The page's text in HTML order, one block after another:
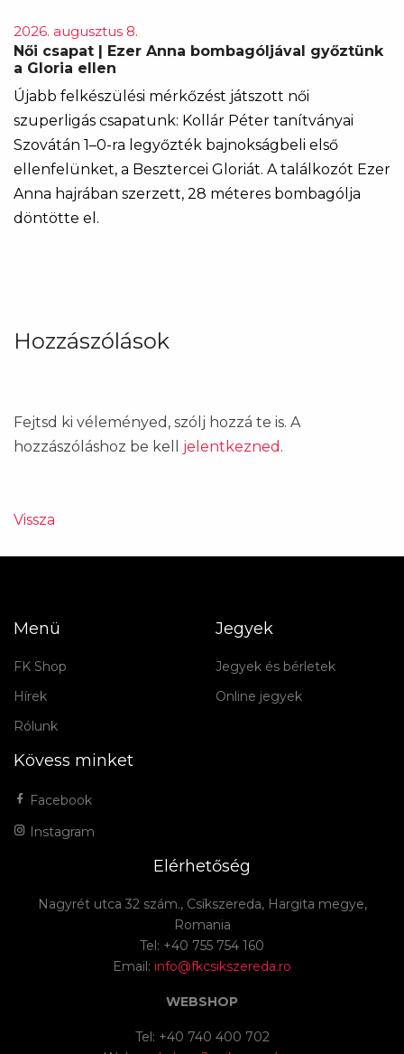
2026. augusztus 8.
Női csapat | Ezer Anna bombagóljával győztünk
a Gloria ellen
Újabb felkészülési mérkőzést játszott női
szuperligás csapatunk: Kollár Péter tanítványai
Szovátán 1–0-ra legyőzték bajnokságbeli első
ellenfelünket, a Besztercei Gloriát. A találkozót Ezer
Anna hajrában szerzett, 28 méteres bombagólja
döntötte el.
Hozzászólások
Fejtsd ki véleményed, szólj hozzá te is. A
hozzászóláshoz be kell jelentkezned .
Vissza
Menü
FK Shop
Hírek
Rólunk
Jegyek
Jegyek és bérletek
Online jegyek
Kövess minket
Facebook
Instagram
Elérhetőség
Nagyrét utca 32 szám., Csíkszereda, Hargita megye,
Romania
Tel: +40 755 754 160
Email: info@fkcsikszereda.ro
WEBSHOP
Tel: +40 740 400 702